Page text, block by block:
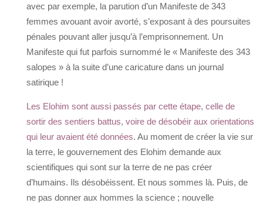
avec par exemple, la parution d’un Manifeste de 343
femmes avouant avoir avorté, s’exposant à des poursuites
pénales pouvant aller jusqu’à l’emprisonnement. Un
Manifeste qui fut parfois surnommé le « Manifeste des 343
salopes » à la suite d’une caricature dans un journal
satirique !
Les Elohim sont aussi passés par cette étape, celle de
sortir des sentiers battus, voire de désobéir aux orientations
qui leur avaient été données. Au moment de créer la vie sur
la terre, le gouvernement des Elohim demande aux
scientifiques qui sont sur la terre de ne pas créer
d’humains. Ils désobéissent. Et nous sommes là. Puis, de
ne pas donner aux hommes la science ; nouvelle